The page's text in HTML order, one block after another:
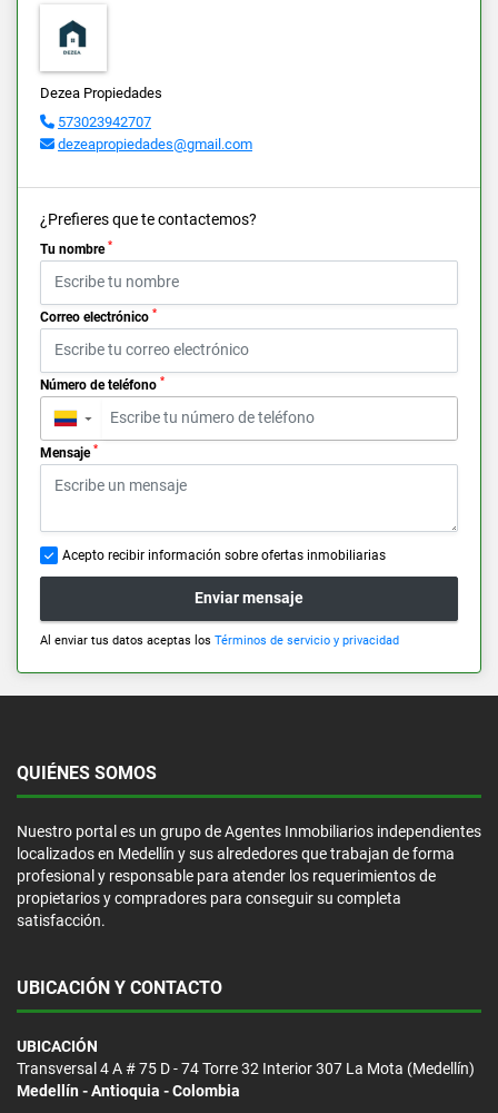
Dezea Propiedades
573023942707
dezeapropiedades@gmail.com
¿Prefieres que te contactemos?
Tu nombre *
Correo electrónico *
Número de teléfono *
▼
Mensaje *
Acepto recibir información sobre ofertas inmobiliarias
Enviar mensaje
Al enviar tus datos aceptas los Términos de servicio y privacidad
QUIÉNES SOMOS
Nuestro portal es un grupo de Agentes Inmobiliarios independientes
localizados en Medellín y sus alrededores que trabajan de forma
profesional y responsable para atender los requerimientos de
propietarios y compradores para conseguir su completa
satisfacción.
UBICACIÓN Y CONTACTO
UBICACIÓN
Transversal 4 A # 75 D - 74 Torre 32 Interior 307 La Mota (Medellín)
Medellín - Antioquia - Colombia